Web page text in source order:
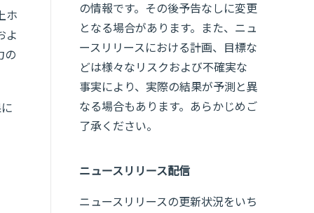
ホ
よ
の
の情報です。その後予告なしに変更
となる場合があります。また、ニュ
ースリリースにおける計画、目標な
どは様々なリスクおよび不確実な
事実により、実際の結果が予測と異
なる場合もあります。あらかじめご
了承ください。
ニュースリリース配信
ニュースリリースの更新状況をいち